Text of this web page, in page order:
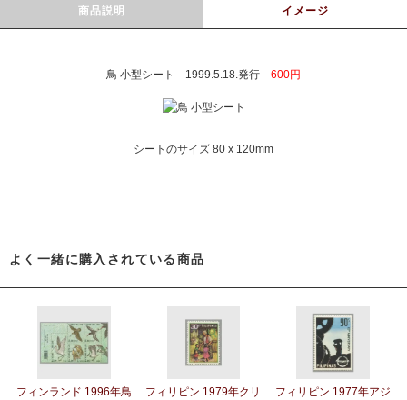
商品説明 イメージ
鳥 小型シート 1999.5.18.発行 600円
シートのサイズ 80 x 120mm
よく一緒に購入されている商品
フィンランド 1996年鳥
フィリピン 1979年クリ
フィリピン 1977年アジ